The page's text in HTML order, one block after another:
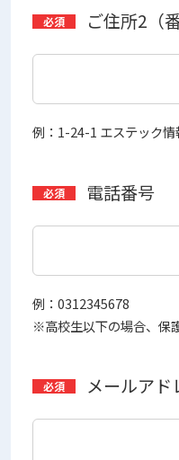
ご住所2（
例：1-24-1 エステック
電話番号
例：0312345678
※高校生以下の場合、保
メールアド